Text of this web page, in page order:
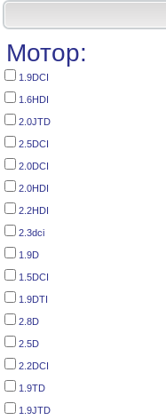
Мотор:
1.9DCI
1.6HDI
2.0JTD
2.5DCI
2.0DCI
2.0HDI
2.2HDI
2.3dci
1.9D
1.5DCI
1.9DTI
2.8D
2.5D
2.2DCI
1.9TD
1.9JTD